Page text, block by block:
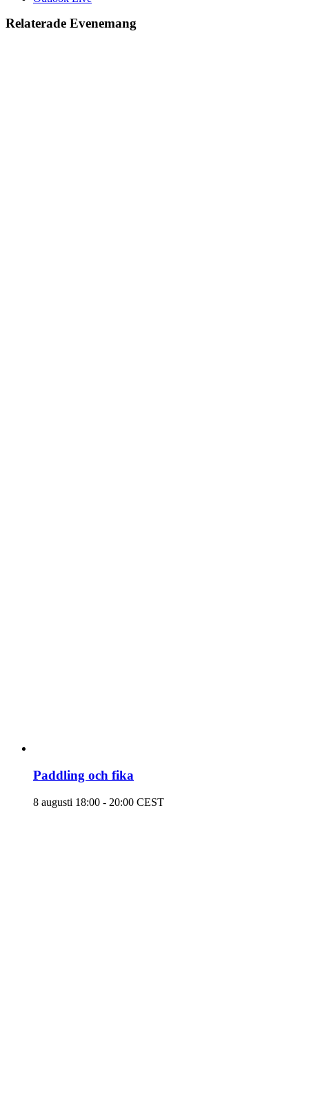
Relaterade Evenemang
Paddling och fika
8 augusti 18:00 - 20:00 CEST